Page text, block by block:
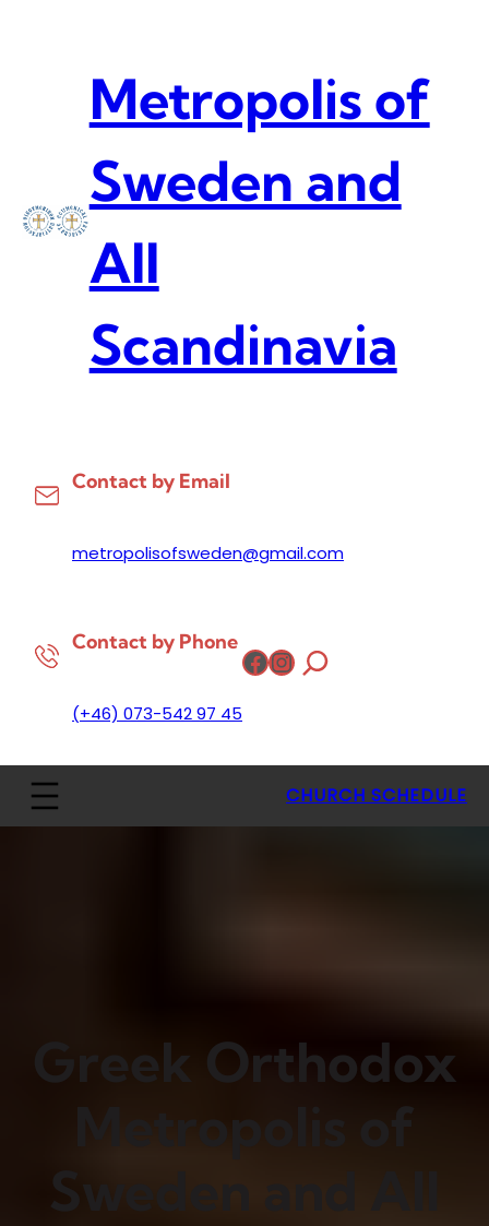
Metropolis of
Sweden and
All
Scandinavia
Contact by Email
metropolisofsweden@gmail.com
Contact by Phone
(+46) 073-542 97 45
Facebook
Instagram
CHURCH SCHEDULE
Greek Orthodox
Metropolis of
Sweden and All